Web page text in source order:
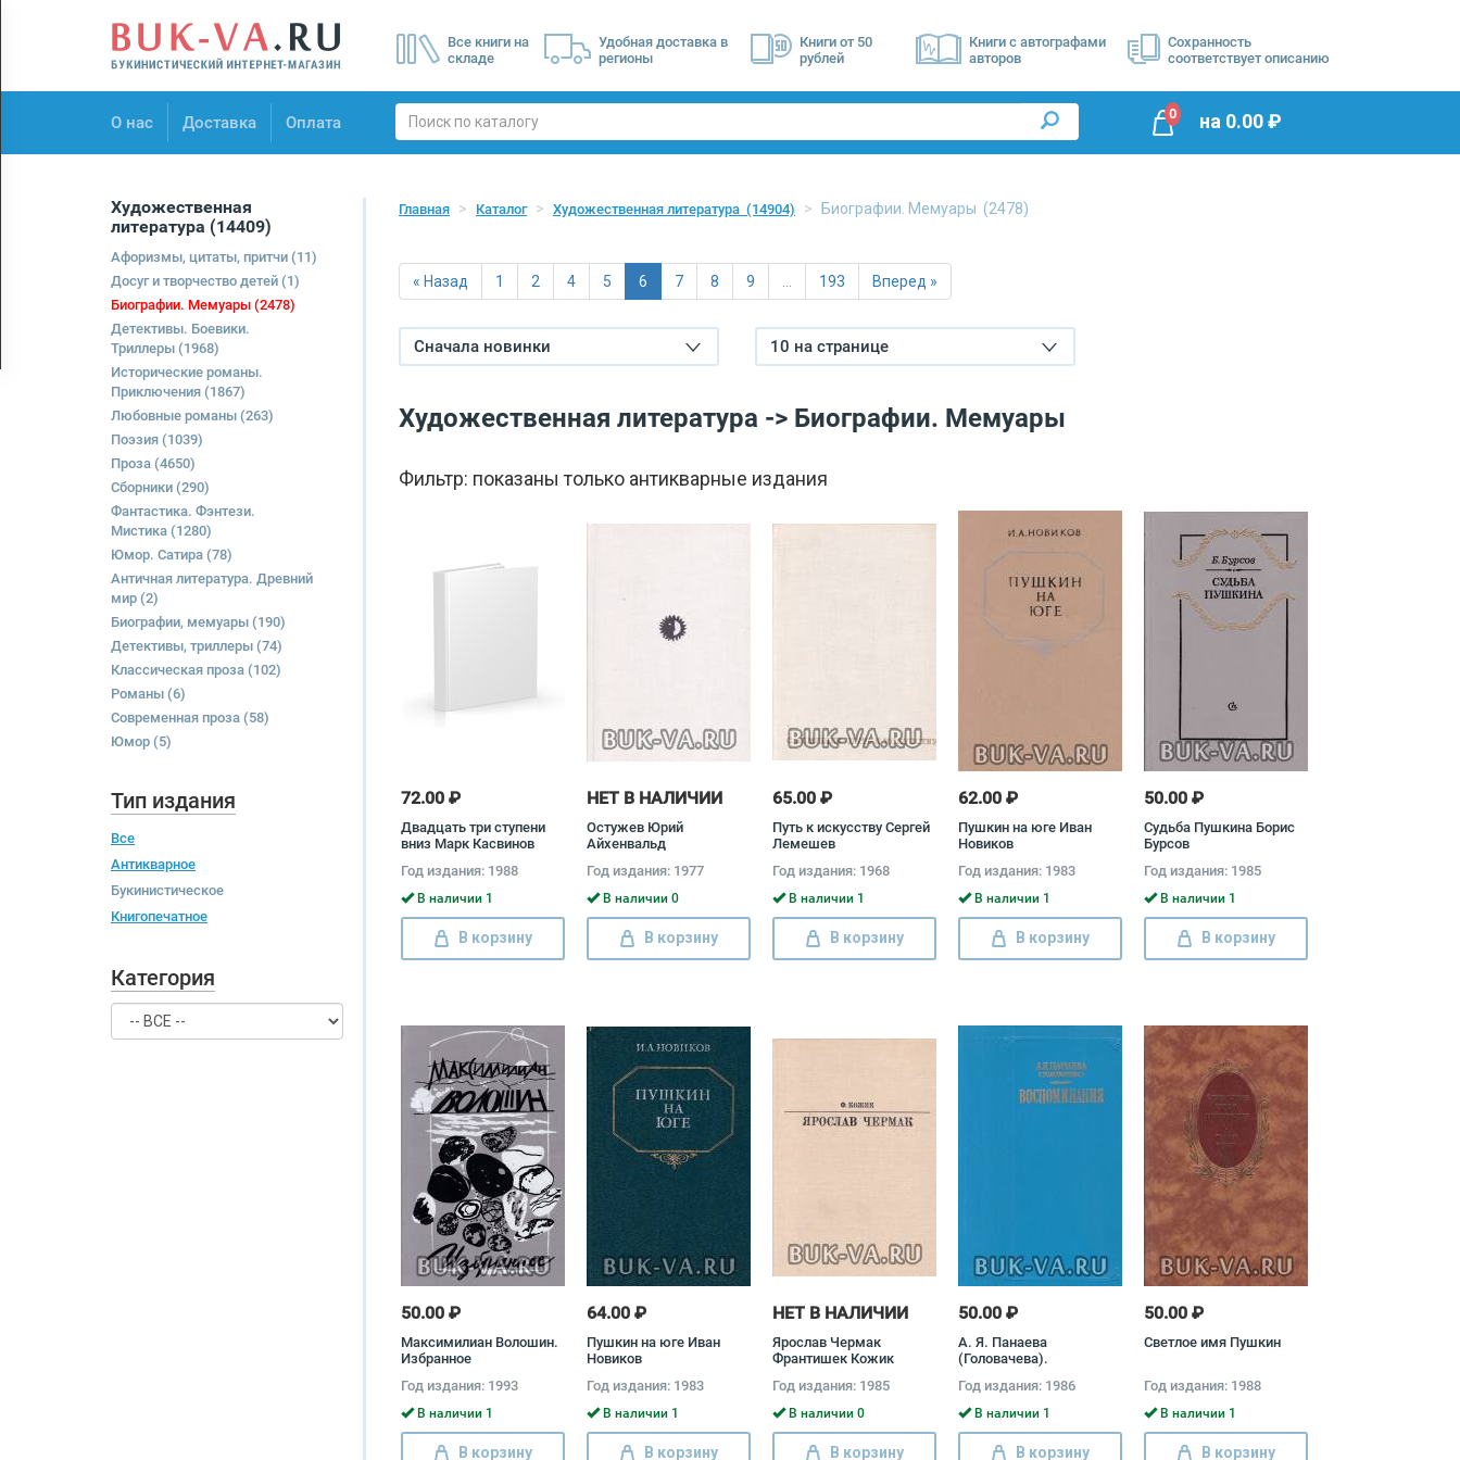
Все книги на
складе
Удобная доставка в
регионы
Книги от 50
рублей
Книги с автографами
авторов
Сохранность
соответствует описанию
О нас Доставка Оплата
О нас
0 на 0.00₽
Художественная
литература (14409)
Афоризмы, цитаты, притчи (11)
Досуг и творчество детей (1)
Биографии. Мемуары (2478)
Детективы. Боевики.
Триллеры (1968)
Исторические романы.
Приключения (1867)
Любовные романы (263)
Поэзия (1039)
Проза (4650)
Сборники (290)
Фантастика. Фэнтези.
Мистика (1280)
Юмор. Сатира (78)
Античная литература. Древний
мир (2)
Биографии, мемуары (190)
Детективы, триллеры (74)
Классическая проза (102)
Романы (6)
Современная проза (58)
Юмор (5)
Тип издания
Все
Антикварное
Букинистическое
Книгопечатное
Категория
Главная Каталог Художественная литература (14904) Биографии. Мемуары (2478)
« Назад 1 2 4 5 6 7 8 9 193 Вперед »
Сначала новинки 10 на странице
Художественная литература -> Биографии. Мемуары
Фильтр: показаны только антикварные издания
72.00 ₽
Двадцать три ступени
вниз Марк Касвинов
Год издания: 1988
В наличии 1
В корзину
НЕТ В НАЛИЧИИ
Остужев Юрий
Айхенвальд
Год издания: 1977
В наличии 0
В корзину
65.00 ₽
Путь к искусству Сергей
Лемешев
Год издания: 1968
В наличии 1
В корзину
62.00 ₽
Пушкин на юге Иван
Новиков
Год издания: 1983
В наличии 1
В корзину
50.00 ₽
Судьба Пушкина Борис
Бурсов
Год издания: 1985
В наличии 1
В корзину
50.00 ₽
Максимилиан Волошин.
Избранное
Год издания: 1993
В наличии 1
В корзину
64.00 ₽
Пушкин на юге Иван
Новиков
Год издания: 1983
В наличии 1
В корзину
НЕТ В НАЛИЧИИ
Ярослав Чермак
Франтишек Кожик
Год издания: 1985
В наличии 0
В корзину
50.00 ₽
А. Я. Панаева
(Головачева).
Панаева
Год издания: 1986
В наличии 1
В корзину
50.00 ₽
Светлое имя Пушкин
Год издания: 1988
В наличии 1
В корзину